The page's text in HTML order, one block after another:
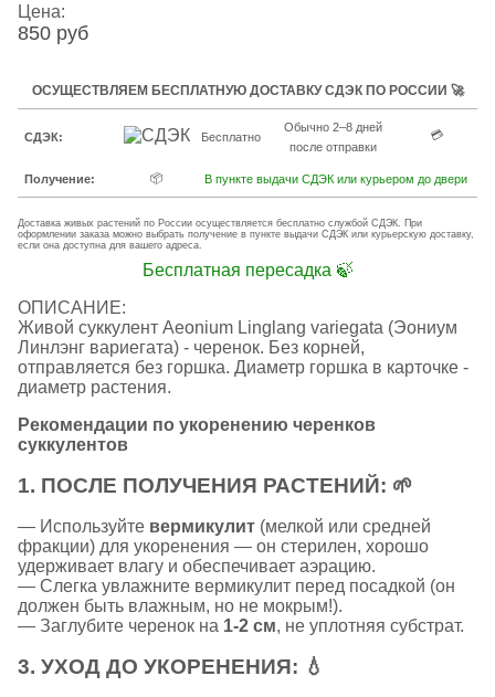
Цена:
850 руб
ОСУЩЕСТВЛЯЕМ БЕСПЛАТНУЮ ДОСТАВКУ СДЭК ПО РОССИИ 🚀
СДЭК: Бесплатно
Обычно 2–8 дней
после отправки
💳
Получение: 📦 В пункте выдачи СДЭК или курьером до двери
Доставка живых растений по России осуществляется бесплатно службой СДЭК. При
оформлении заказа можно выбрать получение в пункте выдачи СДЭК или курьерскую доставку,
если она доступна для вашего адреса.
Бесплатная пересадка 🍃
ОПИСАНИЕ:
Живой суккулент Aeonium Linglang variegata (Эониум
Линлэнг вариегата) - черенок. Без корней,
отправляется без горшка. Диаметр горшка в карточке -
диаметр растения.
Рекомендации по укоренению черенков
суккулентов
1. ПОСЛЕ ПОЛУЧЕНИЯ РАСТЕНИЙ: 🌱
— Используйте вермикулит (мелкой или средней
фракции) для укоренения — он стерилен, хорошо
удерживает влагу и обеспечивает аэрацию.
— Слегка увлажните вермикулит перед посадкой (он
должен быть влажным, но не мокрым!).
— Заглубите черенок на 1-2 см, не уплотняя субстрат.
3. УХОД ДО УКОРЕНЕНИЯ: 💧